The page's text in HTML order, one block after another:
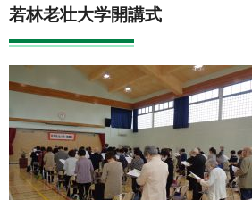
若林老壮大学開講式